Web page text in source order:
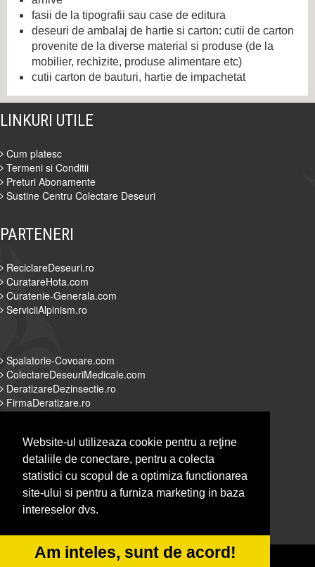
Website-ul utilizeaza cookie pentru a reţine
detaliile de conectare, pentru a colecta
statistici cu scopul de a optimiza functionarea
site-ului si pentru a furniza marketing in baza
intereselor dvs.
Am inteles, sunt de acord!
fasii de la tipografii sau case de editura
deseuri de ambalaj de hartie si carton: cutii de carton
provenite de la diverse material si produse (de la
mobilier, rechizite, produse alimentare etc)
cutii carton de bauturi, hartie de impachetat
LINKURI UTILE
Cum platesc
Termeni si Conditii
Preturi Abonamente
Sustine Centru Colectare Deseuri
PARTENERI
ReciclareDeseuri.ro
CuratareHota.com
Curatenie-Generala.com
ServiciiAlpinism.ro
Spalatorie-Covoare.com
ColectareDeseuriMedicale.com
DeratizareDezinsectie.ro
FirmaDeratizare.ro
Alpinist-Utilitar.com
Servicii-DDD.com
Spalatorie-Curatatorie.com
Spalatorie-Curatatorie.ro
© 2014-2026 Powered byVilonMedia &TekaBility-ANPC